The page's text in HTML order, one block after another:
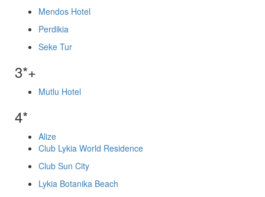
Mendos Hotel
Perdikia
Seke Tur
3*+
Mutlu Hotel
4*
Alize
Club Lykia World Residence
Club Sun City
Lykia Botanika Beach